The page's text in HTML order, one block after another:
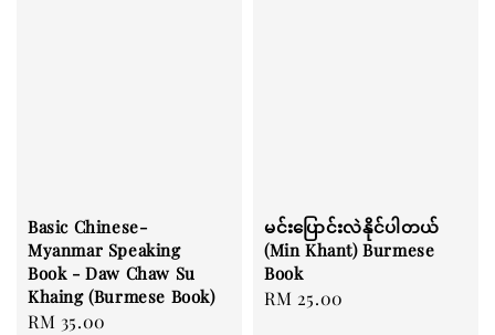
Basic Chinese-
Myanmar Speaking
Book - Daw Chaw Su
Khaing (Burmese Book)
Regular
RM 35.00
မင်းပြောင်းလဲနိုင်ပါတယ်
(Min Khant) Burmese
Book
Regular
RM 25.00